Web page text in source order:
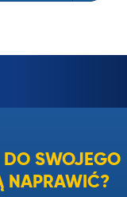
DO SWOJEGO
NAPRAWIĆ?